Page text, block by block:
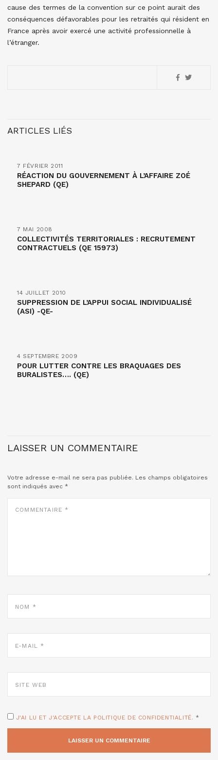
cause des termes de la convention sur ce point aurait des
conséquences défavorables pour les retraités qui résident en
France après avoir exercé une activité professionnelle à
l’étranger.
ARTICLES LIÉS
7 FÉVRIER 2011
RÉACTION DU GOUVERNEMENT À L’AFFAIRE ZOÉ
SHEPARD (QE)
7 MAI 2008
COLLECTIVITÉS TERRITORIALES : RECRUTEMENT
CONTRACTUELS (QE 15973)
14 JUILLET 2010
SUPPRESSION DE L’APPUI SOCIAL INDIVIDUALISÉ
(ASI) -QE-
4 SEPTEMBRE 2009
POUR LUTTER CONTRE LES BRAQUAGES DES
BURALISTES…. (QE)
LAISSER UN COMMENTAIRE
Votre adresse e-mail ne sera pas publiée. Les champs obligatoires
sont indiqués avec *
MAIL
WEB
J'AI LU ET J'ACCEPTE LA POLITIQUE DE CONFIDENTIALITÉ. *